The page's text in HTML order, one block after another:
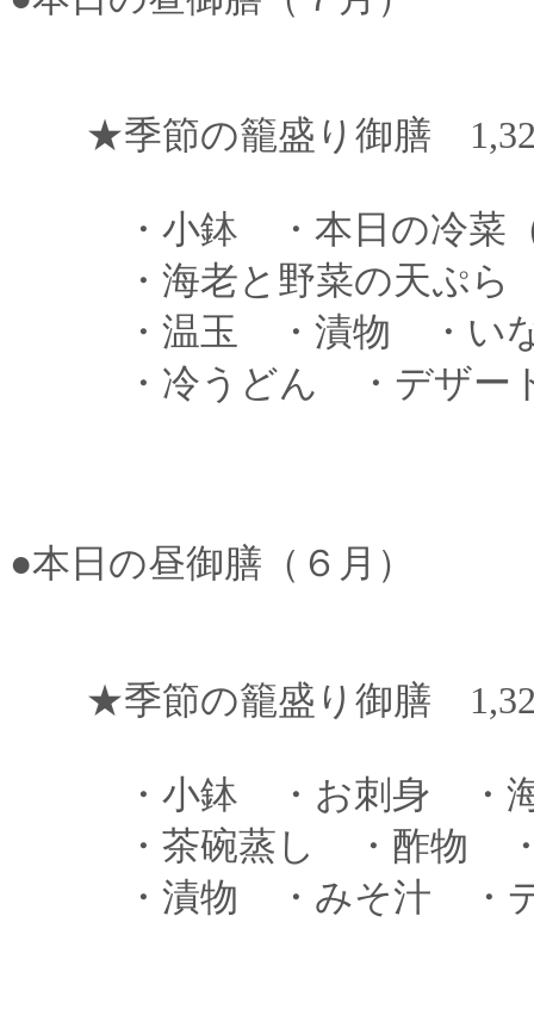
★季節の籠盛り御膳
・小鉢 ・本日の冷菜（
・海老と野菜の天ぷ
・温玉 ・漬物 ・いな
・冷うどん ・デザー
●本日の昼御膳（６月）
★季節の籠盛り御膳
・小鉢 ・お刺身 ・海
・茶碗蒸し ・酢物 ・
・漬物 ・みそ汁 ・デ